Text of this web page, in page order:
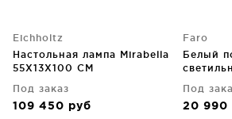
Eichholtz
Настольная лампа Mirabella
55X13X100 CM
Под заказ
109 450 руб
Faro
Белый
Под
20 990